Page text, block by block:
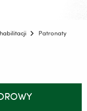
Patronaty